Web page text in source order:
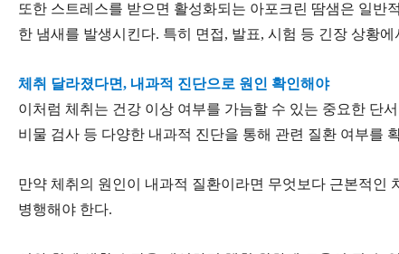
또한 스트레스를 받으면 활성화되는 아포크린 땀샘은 일반
한 냄새를 발생시킨다. 특히 면접, 발표, 시험 등 긴장 상황
체취 달라졌다면, 내과적 진단으로 원인 확인해야
이처럼 체취는 건강 이상 여부를 가늠할 수 있는 중요한 단
비물 검사 등 다양한 내과적 진단을 통해 관련 질환 여부를
만약 체취의 원인이 내과적 질환이라면 무엇보다 근본적인
병행해야 한다.